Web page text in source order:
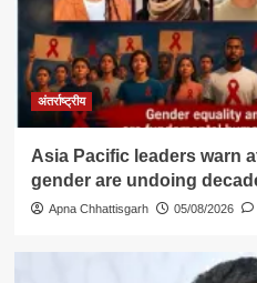
अंतर्राष्ट्रीय
Asia Pacific leaders warn
gender are undoing
Apna Chhattisgarh 05/08/2026